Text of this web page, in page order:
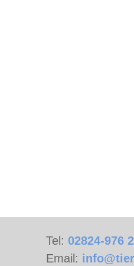
Lilly ist laut Pass am
dies unser erster Weg
Tel: 02824-976
Email: